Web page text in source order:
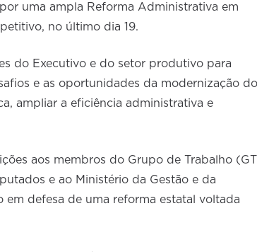
uma ampla Reforma Administrativa em
no último dia 19.
do Executivo e do setor produtivo para
e as oportunidades da modernização do
ampliar a eficiência administrativa e
aos membros do Grupo de Trabalho
e ao Ministério da Gestão e da
defesa de uma reforma estatal voltada